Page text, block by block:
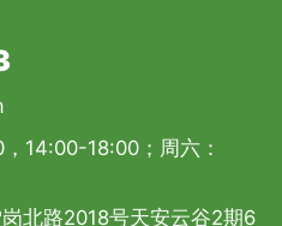
14:00-18:00；周六：
北路2018号天安云谷2期6